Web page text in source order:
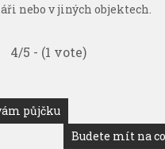
nebo v jiných objektech.
4/5 - (1 vote)
půjčku
Budete mít na